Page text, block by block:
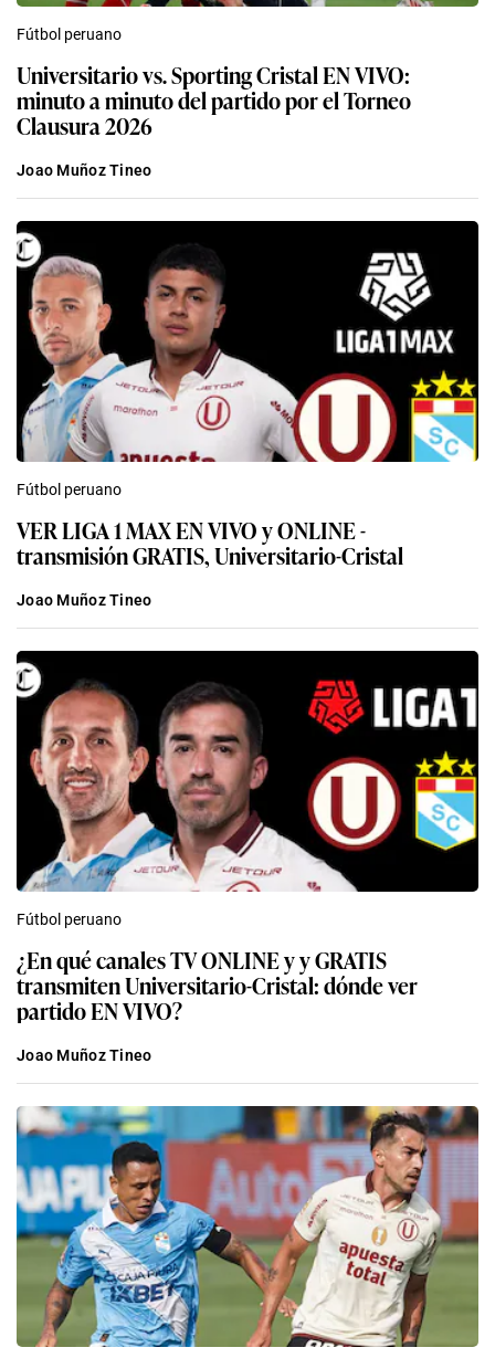
Fútbol peruano
Universitario vs. Sporting Cristal EN VIVO:
minuto a minuto del partido por el Torneo
Clausura 2026
Joao Muñoz Tineo
Fútbol peruano
VER LIGA 1 MAX EN VIVO y ONLINE -
transmisión GRATIS, Universitario-Cristal
Joao Muñoz Tineo
Fútbol peruano
¿En qué canales TV ONLINE y y GRATIS
transmiten Universitario-Cristal: dónde ver
partido EN VIVO?
Joao Muñoz Tineo